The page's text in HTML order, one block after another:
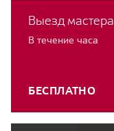
Выезд мастера
В течение часа
БЕСПЛАТНО